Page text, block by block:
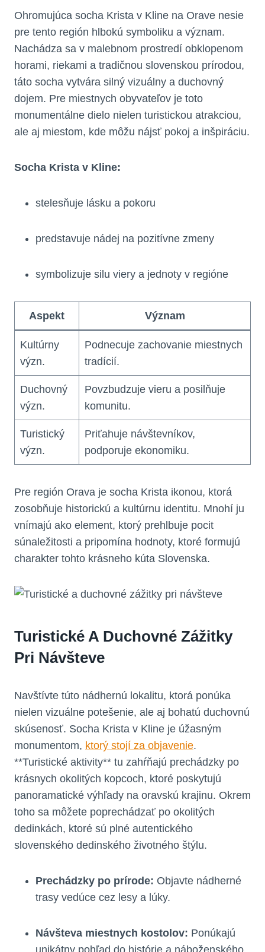
Ohromujúca socha Krista v Kline na Orave nesie
pre tento región hlbokú symboliku a význam.
Nachádza sa v malebnom prostredí obklopenom
horami, riekami a tradičnou slovenskou prírodou,
táto socha vytvára silný vizuálny a duchovný
dojem. Pre miestnych obyvateľov je toto
monumentálne dielo nielen turistickou atrakciou,
ale aj miestom, kde môžu nájsť pokoj a inšpiráciu.
Socha Krista v Kline:
stelesňuje lásku a pokoru
predstavuje nádej na pozitívne zmeny
symbolizuje silu viery a jednoty v regióne
Aspekt Význam
Kultúrny
význ.
Podnecuje zachovanie miestnych
tradícií.
Duchovný
význ.
Povzbudzuje vieru a posilňuje
komunitu.
Turistický
význ.
Priťahuje návštevníkov,
podporuje ekonomiku.
Pre región Orava je socha Krista ikonou, ktorá
zosobňuje historickú a kultúrnu identitu. Mnohí ju
vnímajú ako element, ktorý prehlbuje pocit
súnaležitosti a pripomína hodnoty, ktoré formujú
charakter tohto krásneho kúta Slovenska.
Turistické A Duchovné Zážitky
Pri Návšteve
Navštívte túto nádhernú lokalitu, ktorá ponúka
nielen vizuálne potešenie, ale aj bohatú duchovnú
skúsenosť. Socha Krista v Kline je úžasným
monumentom, ktorý stojí za objavenie.
**Turistické aktivity** tu zahŕňajú prechádzky po
krásnych okolitých kopcoch, ktoré poskytujú
panoramatické výhľady na oravskú krajinu. Okrem
toho sa môžete poprechádzať po okolitých
dedinkách, ktoré sú plné autentického
slovenského dedinského životného štýlu.
Prechádzky po prírode: Objavte nádherné
trasy vedúce cez lesy a lúky.
Návšteva miestnych kostolov: Ponúkajú
unikátny pohľad do histórie a náboženského